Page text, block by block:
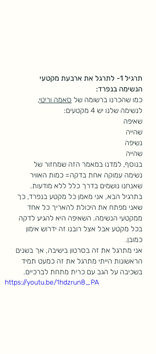
תרגיל 1- לתרגל את ארבעת מקטעי
הנשימה בנפרד:
כמו שהכרנו ברשומה של סאמה וריטי,
לנשימה שלנו יש 4 מקטעים:
שאיפה
שהייה
נשיפה
שהייה
בנוסף, למדנו במאמר הזה שמחזור של
נשימה עמוקה אחת בדקה= כמות האוויר
שאנחנו נושמים בדרך כלל ללא מודעות.
בתרגיל הבא, אני מאמן כל מקטע בנפרד, כך
שאני מפתח את היכולת להאריך כל אחד
ממקטעי הנשימה. השאיפה היא להגיע לדקה
בכל מקטע אבל אצל רובנו זה ידרוש אימון
כמובן.
אני מתרגל את זה בסרטון בישיבה, אך בשנים
הראשונות הייתי מתרגל את זה כמעט תמיד
בשכיבה על הגב עם כרית מתחת לברכיים.
https://youtu.be/1hdzrun8_PA